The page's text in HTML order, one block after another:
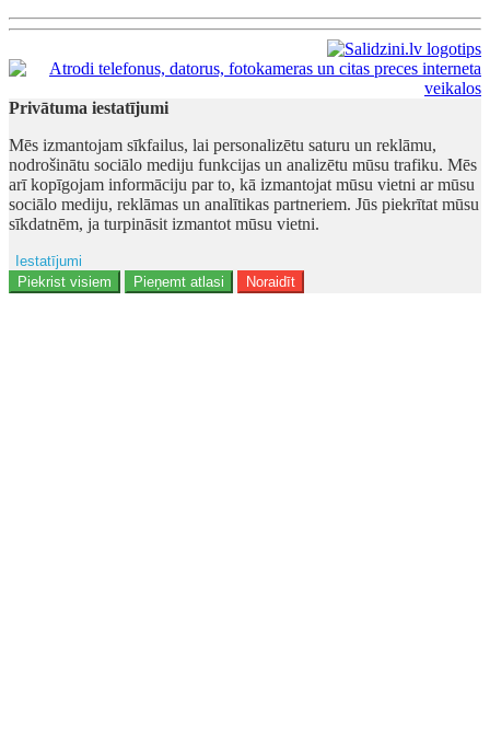
Privātuma iestatījumi
Mēs izmantojam sīkfailus, lai personalizētu saturu un reklāmu,
nodrošinātu sociālo mediju funkcijas un analizētu mūsu trafiku. Mēs
arī kopīgojam informāciju par to, kā izmantojat mūsu vietni ar mūsu
sociālo mediju, reklāmas un analītikas partneriem. Jūs piekrītat mūsu
sīkdatnēm, ja turpināsit izmantot mūsu vietni.
Iestatījumi
Reklāma
Piekrist visiem Pieņemt atlasi Noraidīt